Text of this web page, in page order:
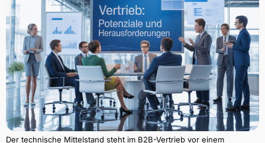
Der technische Mittelstand steht im B2B-Vertrieb vor einem